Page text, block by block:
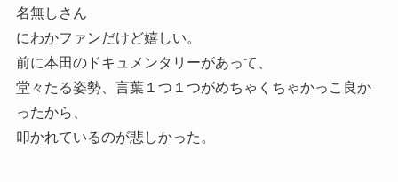
名無しさん
にわかファンだけど嬉しい。
前に本田のドキュメンタリーがあって、
堂々たる姿勢、言葉１つ１つがめちゃくちゃかっこ良か
ったから、
叩かれているのが悲しかった。